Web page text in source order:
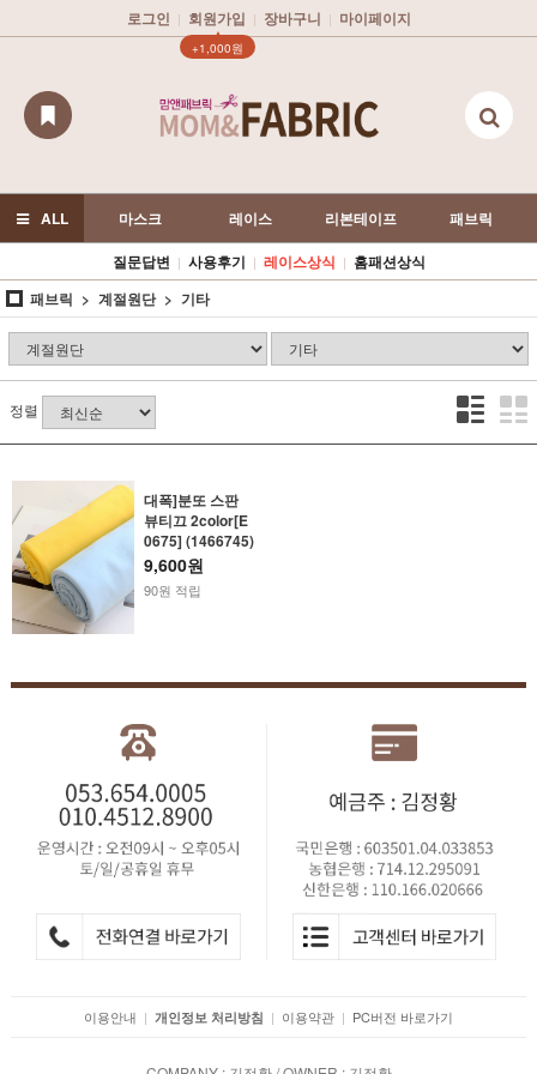
로그인 | 회원가입 |
▲
+1,000원
장바구니 | 마이페이지
ALL 마스크 레이스 리본테이프
패브릭
질문답변 | 사용후기 | 레이스상식 | 홈패션상식
패브릭
계절원단 기타
정렬
대폭]분또 스판
뷰티끄 2color[E
0675] (1466745)
9,600원
90원 적립
이용안내 | 개인정보 처리방침 | 이용약관 | PC버전 바로가기